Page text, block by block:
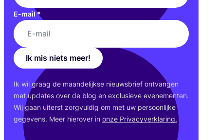
E-mail*
Ik mis niets meer!
Ik wil graag de maan­de­lijk­se nieuws­brief ont­van­gen
met upda­tes over de blog en exclu­sie­ve eve­ne­men­ten.
Wij gaan uiterst zorg­vul­dig om met uw per­soon­lij­ke
gege­vens. Meer hier­over in onze Pri­va­cy­ver­kla­ring.